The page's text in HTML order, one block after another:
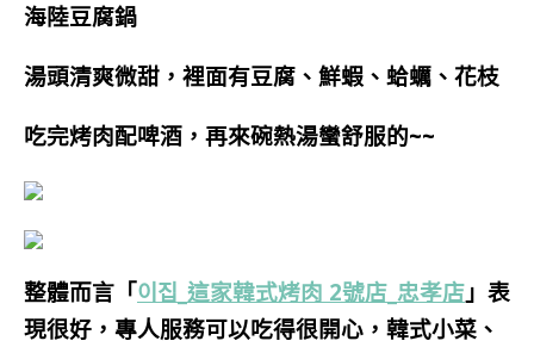
海陸豆腐鍋
湯頭清爽微甜，裡面有豆腐、鮮蝦、蛤蠣、花枝
吃完烤肉配啤酒，再來碗熱湯蠻舒服的~~
整體而言「이집_這家韓式烤肉 2號店_忠孝店 」表
現很好，專人服務可以吃得很開心，韓式小菜、